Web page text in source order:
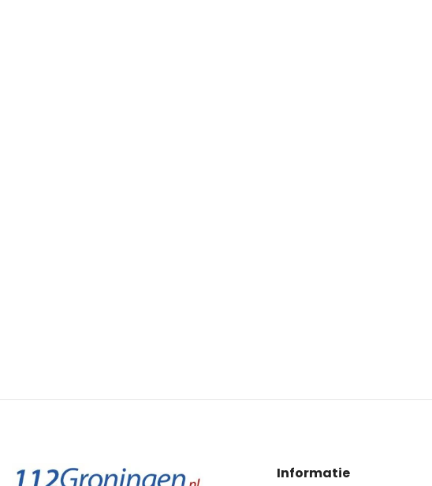
Informatie